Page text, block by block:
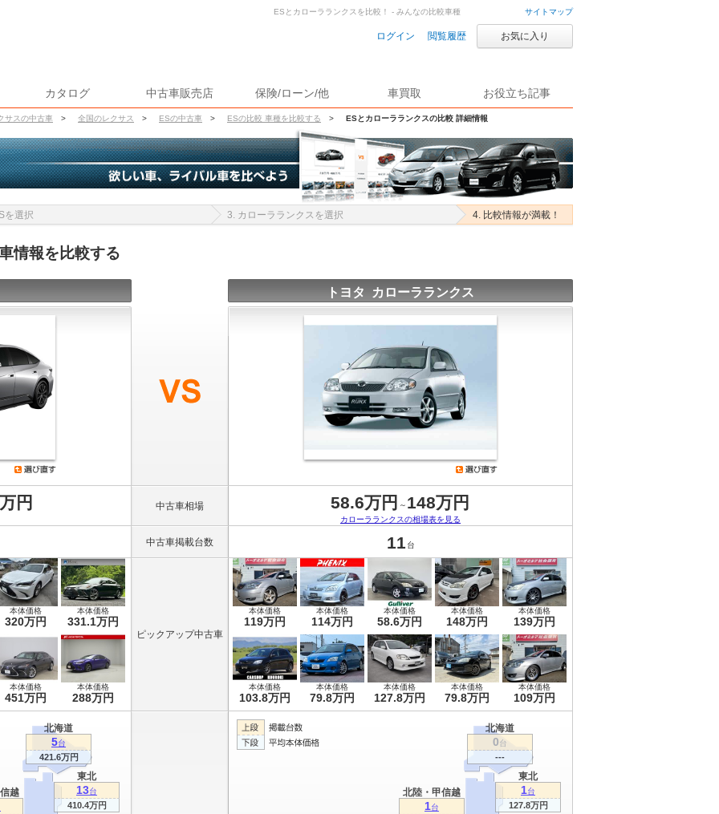
サイトマップ
ログイン 閲覧履歴 お気に入り
カタログ 中古車販売店 保険/ローン/他 車買取 お役立ち記事
サスの中古車 > 全国のレクサス > ESの中古車 > ESの比較 車種を比較する > ESとカローラランクスの比較 詳細情報
ESとカローラランクスを比較！ - みんなの比較車種
を選択 3. カローラランクスを選択 4. 比較情報が満載！
情報を比較する
トヨタ カローラランクス
円 中古車相場 58.6万円 ～ 148万円
カローラランクスの相場表を見る
中古車掲載台数 11 台
本体価格
320万円
本体価格
331.1万円
本体価格
451万円
本体価格
288万円
ピックアップ中古車
本体価格
119万円
本体価格
114万円
本体価格
58.6万円
本体価格
148万円
本体価格
139万円
本体価格
103.8万円
本体価格
79.8万円
本体価格
127.8万円
本体価格
79.8万円
本体価格
109万円
北海道
5台
421.6万円
東北
13台
410.4万円
越
北海道
0台
---
東北
1台
127.8万円
北陸・甲信越
1台